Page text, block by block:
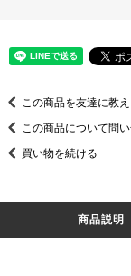
この商品を友達に教
この商品について問
買い物を続ける
商品説明